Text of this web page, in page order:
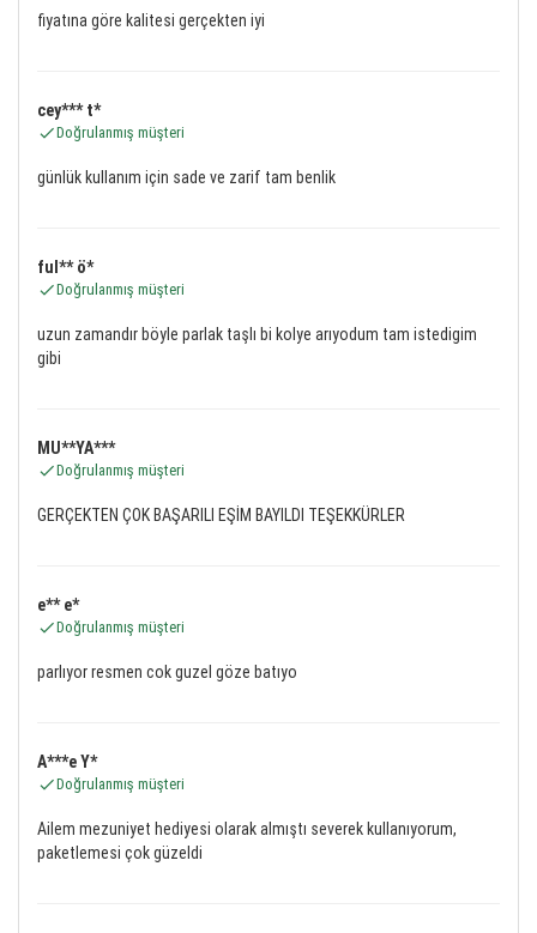
fiyatına göre kalitesi gerçekten iyi
cey*** t*
Doğrulanmış müşteri
günlük kullanım için sade ve zarif tam benlik
ful** ö*
Doğrulanmış müşteri
uzun zamandır böyle parlak taşlı bi kolye arıyodum tam istedigim
gibi
MU**YA***
Doğrulanmış müşteri
GERÇEKTEN ÇOK BAŞARILI EŞİM BAYILDI TEŞEKKÜRLER
e** e*
Doğrulanmış müşteri
parlıyor resmen cok guzel göze batıyo
A***e Y*
Doğrulanmış müşteri
Ailem mezuniyet hediyesi olarak almıştı severek kullanıyorum,
paketlemesi çok güzeldi